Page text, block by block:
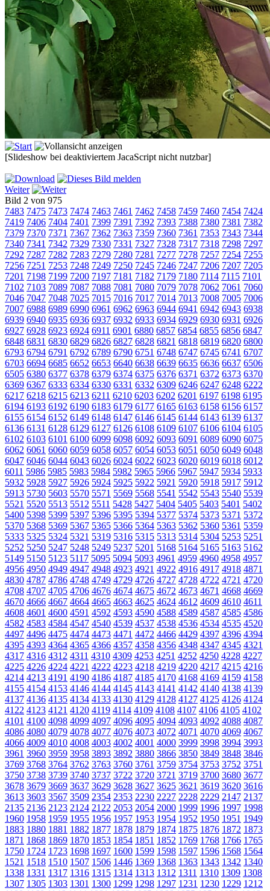
[Slideshow bei deaktiviertem JacaScript nicht nutzbar]
Weiter
Bild 2 von 975
7483 7475 7473 7474 7463 7461 7462 7458 7459 7460 7454 7424
7419 7406 7404 7401 7399 7391 7392 7393 7388 7380 7381 7382
7379 7370 7371 7367 7362 7363 7359 7360 7361 7353 7343 7344
7340 7341 7342 7329 7330 7331 7327 7328 7317 7318 7298 7297
7292 7287 7282 7283 7279 7280 7281 7277 7278 7257 7254 7255
7256 7251 7253 7248 7249 7250 7245 7246 7247 7206 7207 7205
7201 7198 7199 7200 7197 7181 7182 7179 7180 7114 7115 7101
7102 7103 7089 7087 7088 7081 7080 7079 7078 7062 7061 7060
7046 7047 7048 7025 7015 7016 7017 7014 7013 7008 7005 7006
7007 6988 6989 6990 6961 6962 6963 6944 6941 6942 6943 6938
6939 6940 6935 6936 6937 6932 6933 6934 6929 6930 6931 6926
6927 6928 6923 6924 6911 6901 6880 6857 6854 6855 6856 6847
6848 6831 6830 6829 6826 6827 6828 6821 6818 6819 6820 6800
6793 6794 6791 6792 6789 6790 6751 6748 6747 6745 6741 6707
6703 6694 6685 6652 6653 6640 6638 6639 6635 6636 6637 6506
6505 6380 6377 6378 6379 6374 6375 6376 6371 6372 6373 6370
6369 6367 6333 6334 6330 6331 6332 6309 6246 6247 6248 6222
6217 6218 6215 6213 6211 6210 6203 6202 6201 6197 6198 6195
6194 6193 6192 6190 6183 6179 6177 6165 6163 6158 6156 6157
6155 6154 6152 6149 6148 6147 6146 6145 6144 6143 6139 6137
6136 6131 6128 6129 6127 6126 6108 6109 6107 6106 6104 6105
6102 6103 6101 6100 6099 6098 6092 6093 6091 6089 6090 6075
6062 6061 6060 6059 6058 6057 6054 6053 6051 6050 6049 6048
6047 6046 6044 6043 6026 6024 6022 6023 6020 6019 6018 6012
6011 5986 5985 5983 5984 5982 5965 5966 5967 5947 5934 5933
5932 5928 5927 5926 5924 5925 5922 5921 5920 5918 5917 5912
5913 5730 5603 5570 5571 5569 5568 5541 5542 5543 5540 5539
5521 5520 5513 5512 5511 5428 5427 5404 5405 5403 5401 5402
5400 5398 5399 5397 5396 5395 5394 5377 5374 5373 5371 5372
5370 5368 5369 5367 5365 5366 5364 5363 5362 5360 5361 5359
5333 5325 5324 5321 5319 5316 5315 5313 5314 5304 5253 5251
5252 5250 5247 5248 5249 5237 5201 5168 5164 5165 5163 5162
5149 5150 5123 5117 5095 5094 5093 4961 4959 4960 4958 4957
4956 4950 4949 4947 4948 4923 4921 4922 4916 4917 4918 4871
4830 4787 4786 4748 4749 4729 4726 4727 4728 4722 4721 4720
4708 4707 4705 4706 4676 4674 4675 4672 4673 4671 4668 4669
4670 4666 4667 4664 4665 4663 4625 4624 4612 4609 4610 4611
4608 4601 4600 4591 4592 4593 4590 4588 4589 4587 4585 4586
4582 4583 4584 4547 4540 4539 4537 4538 4536 4534 4535 4520
4497 4496 4475 4474 4473 4471 4472 4466 4429 4397 4396 4394
4395 4393 4364 4365 4366 4357 4358 4356 4348 4347 4345 4321
4317 4316 4312 4311 4310 4309 4253 4251 4252 4250 4228 4227
4225 4226 4224 4221 4222 4223 4218 4219 4220 4217 4215 4216
4214 4213 4191 4190 4186 4187 4185 4170 4168 4169 4159 4158
4155 4154 4153 4146 4144 4145 4143 4141 4142 4140 4138 4139
4137 4136 4135 4134 4133 4130 4129 4128 4127 4125 4126 4124
4122 4123 4121 4120 4119 4114 4109 4108 4107 4106 4105 4102
4101 4100 4098 4099 4097 4096 4095 4094 4093 4092 4088 4087
4086 4080 4079 4078 4077 4076 4073 4072 4071 4070 4069 4067
4066 4009 4010 4008 4003 4002 4001 4000 3999 3998 3994 3993
3961 3960 3959 3958 3893 3892 3880 3866 3850 3849 3848 3846
3769 3768 3764 3762 3763 3760 3761 3759 3754 3753 3752 3751
3750 3738 3739 3740 3737 3722 3720 3721 3719 3700 3680 3677
3678 3679 3669 3637 3629 3628 3627 3625 3621 3619 3620 3616
3613 3603 3567 3509 2354 2353 2230 2227 2228 2229 2147 2137
2135 2136 2123 2124 2122 2053 2054 2000 1999 1996 1997 1998
1960 1958 1959 1955 1956 1957 1953 1954 1952 1950 1951 1949
1883 1880 1881 1882 1877 1878 1879 1874 1875 1876 1872 1873
1871 1868 1869 1870 1853 1854 1851 1852 1769 1768 1766 1765
1750 1724 1723 1698 1697 1600 1599 1598 1597 1596 1568 1564
1521 1518 1510 1507 1506 1446 1369 1368 1363 1343 1342 1340
1338 1331 1317 1316 1315 1314 1313 1312 1311 1310 1309 1308
1307 1305 1303 1301 1300 1299 1298 1297 1231 1230 1229 1212